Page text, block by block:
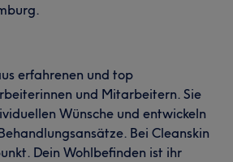
erfahrenen und top
und Mitarbeitern. Sie
Wünsche und entwickeln
Bei Cleanskin
Dein Wohlbefinden ist ihr